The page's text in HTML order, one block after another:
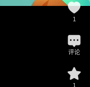
1
评论
1